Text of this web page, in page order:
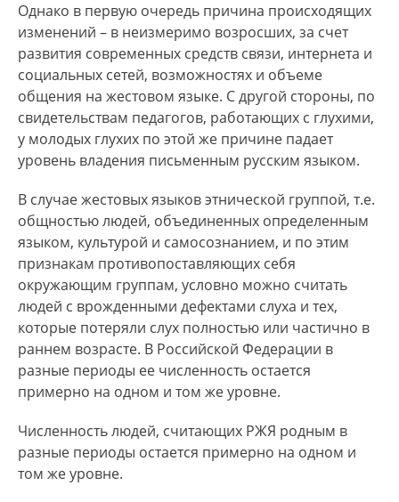
Однако в первую очередь причина происходящих
изменений – в неизмеримо возросших, за счет
развития современных средств связи, интернета и
социальных сетей, возможностях и объеме
общения на жестовом языке. С другой стороны, по
свидетельствам педагогов, работающих с глухими,
у молодых глухих по этой же причине падает
уровень владения письменным русским языком.
В случае жестовых языков этнической группой, т.е.
общностью людей, объединенных определенным
языком, культурой и самосознанием, и по этим
признакам противопоставляющих себя
окружающим группам, условно можно считать
людей с врожденными дефектами слуха и тех,
которые потеряли слух полностью или частично в
раннем возрасте. В Российской Федерации в
разные периоды ее численность остается
примерно на одном и том же уровне.
Численность людей, считающих РЖЯ родным в
разные периоды остается примерно на одном и
том же уровне.